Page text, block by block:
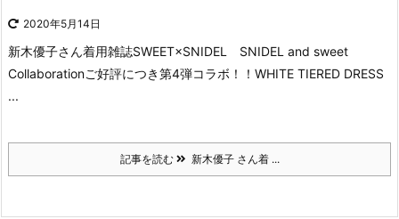
2020年5月14日
新木優子さん着用雑誌SWEET×SNIDEL
SNIDEL and sweet
Collaborationご好評につき第4弾コラボ！！ WHITE TIERED DRESS
...
記事を読む 新木優子 さん着 ...